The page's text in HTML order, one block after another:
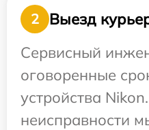
2
Выезд
Сервисный
оговоренные
устройства
неисправности